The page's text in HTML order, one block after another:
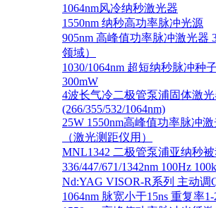
1064nm风冷纳秒激光器
1550nm 纳秒高功率脉冲光源
905nm 高峰值功率脉冲激光器
领域）
1030/1064nm 超短纳秒脉冲种
300mW
4波长气冷二极管泵浦固体激光
(266/355/532/1064nm)
25W 1550nm高峰值功率脉冲
（激光测距仪用）
MNL1342 二极管泵浦亚纳秒
336/447/671/1342nm 100Hz
Nd:YAG VISOR-R系列 主动调
1064nm 脉宽小于15ns 重复率